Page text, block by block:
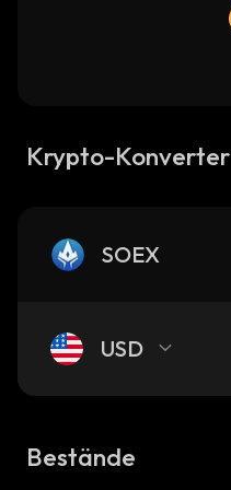
Krypto-Konverter
SOEX
USD
Bestände